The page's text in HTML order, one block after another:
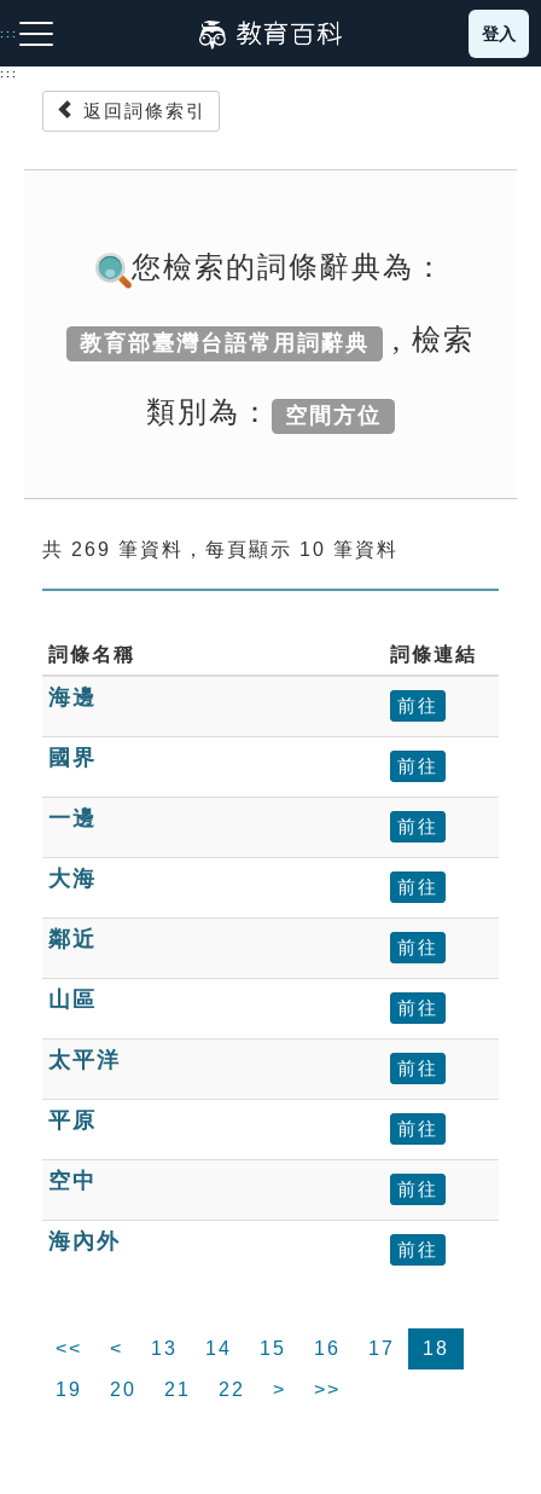
到
主
:::
成語故事
索引選單
單字索引
生命大百科索引
遊戲專區
教學應用
貓頭鷹博士
登入
:::
返回詞條索引
您檢索的詞條辭典為：
教育部臺灣台語常用詞辭典 , 檢索
類別為： 空間方位
共 269 筆資料，每頁顯示 10 筆資料
詞條名稱 詞條連結
海邊 前往
國界 前往
一邊 前往
大海 前往
鄰近 前往
山區 前往
太平洋 前往
平原 前往
空中 前往
海內外 前往
<< < 13 14 15 16 17
18
19
20 21 22 > >>